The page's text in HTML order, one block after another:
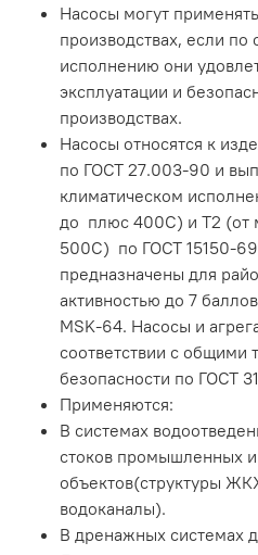
Насосы могут
производствах, если
исполнению они
эксплуатации и
производствах.
Насосы относятся к
по ГОСТ 27.003-90 и
климатическом
до плюс 400С) и Т2 (от
500С) по ГОСТ 15150-
предназначены для
активностью до 7
MSK-64. Насосы и
соответствии с общими
безопасности по ГОСТ
Применяются:
В системах
стоков промышленных
объектов(структуры
водоканалы).
В дренажных системах